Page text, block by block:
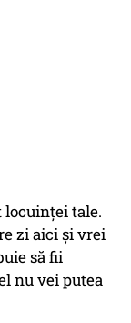
locuinței tale.
zi aici și vrei
să fii
nu vei putea